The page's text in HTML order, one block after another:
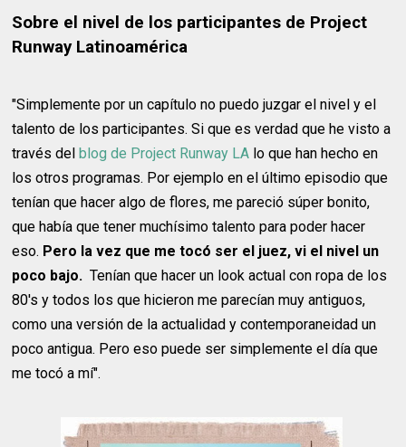
Sobre el nivel de los participantes de Project
Runway Latinoamérica
"Simplemente por un capítulo no puedo juzgar el nivel y el
talento de los participantes. Si que es verdad que he visto a
través delblog de Project Runway LA lo que han hecho en
los otros programas. Por ejemplo en el último episodio que
tenían que hacer algo de flores, me pareció súper bonito,
que había que tener muchísimo talento para poder hacer
eso. Pero la vez que me tocó ser el juez, vi el nivel un
poco bajo. Tenían que hacer un look actual con ropa de los
80's y todos los que hicieron me parecían muy antiguos,
como una versión de la actualidad y contemporaneidad un
poco antigua. Pero eso puede ser simplemente el día que
me tocó a mí".